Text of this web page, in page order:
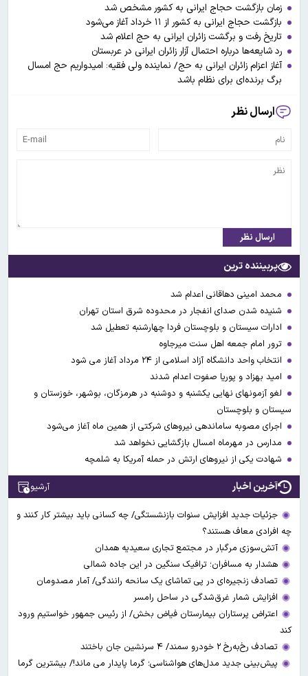
زمان بازگشت حجاج ایرانی به کشور مشخص شد
بازگشت حجاج ایرانی به کشور از ۱۱ خرداد آغاز می‌شود
تاریخ رفت و برگشت زائران ایرانی به حج اعلام شد
رد شایعه‌ها درباره احتمال آزار زائران ایرانی‌ در عربستان
آغاز اعزام زائران ایرانی به حج/ نماینده ولی فقیه: امیدواریم حج امسال
برگ برنده‌ای برای نظام باشد
ارسال نظر
ارسال نظر
پربیننده ترین
محمد امینی دهاقانی اعدام شد
شنیده شدن صدای انفجار در محدوده شرق استان تهران
ادارات سیستان و بلوچستان فردا چهارشنبه تعطیل شد
ترور امام جمعه اهل سنت میرجاوه
انتخاب واحد دانشگاه آزاد اسلامی از ۲۴ مرداد آغاز می شود
امید بهزاد و پوریا صفوت اعدام شدند
لغو آزمونهای نهایی یکشنبه و دوشنبه در هرمزگان، بوشهر، خوزستان و
سیستان و بلوچستان
اجرای مصوبه ساماندهی نیرو‌های شرکتی از همین ماه آغاز می‌شود
مدارس در مهرماه امسال بازگشایی نخواهد شد
شهادت یکی از نیروهای ارتش در حمله آمریکا به شلمچه
آخرین اخبار آرشیو
جزئیات جدید افزایش سنوات بازنشستگی/ چه کسانی باید بیشتر کار کنند و
چه افرادی معاف هستند؟
آتش‌سوزی مرگبار در مجتمع تجاری سعیدیه همدان
هشدار به مسافران؛ ترافیک سنگین در این جاده شمالی
تصادف زنجیره‌ای در پی تماشای یک سانحه رانندگی/ آمار مصدومان
افزایش شمار غرق‌شدگی در ساحل رامسر
اعتراض پرستاران بیمارستان فیاض بخش/ از رئیس جمهور خواستیم ورود
کند
تصادف رخ‌به‌رخ ۲ خودرو سمند/ ۴ سرنشین جان باختند
پیش‌بینی جدید مدل‌های هواشناسی؛ گرما پایدار می ماند!/ بیشترین گرما